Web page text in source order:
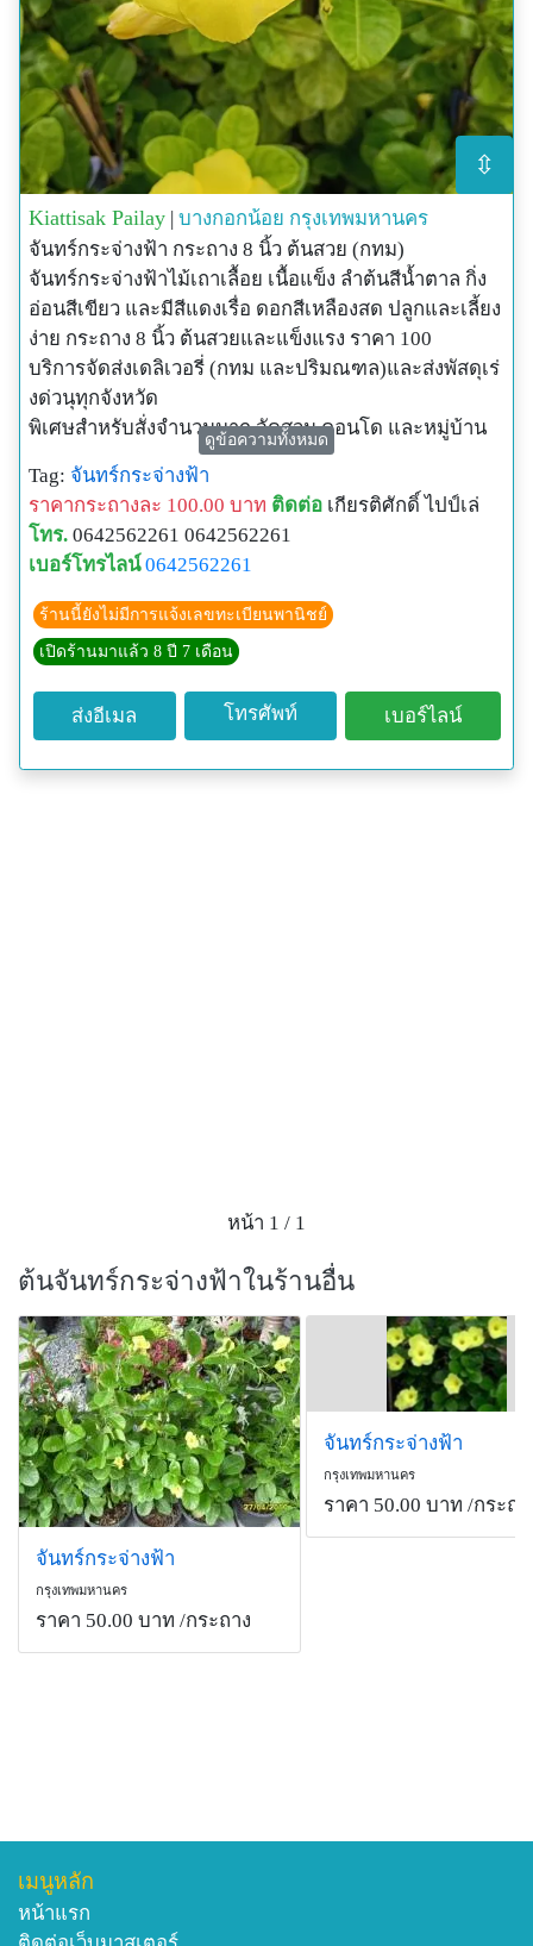
⇳
Kiattisak Pailay | บางกอกน้อย กรุงเทพมหานคร
จันทร์กระจ่างฟ้า กระถาง 8 นิ้ว ต้นสวย (กทม)
จันทร์กระจ่างฟ้าไม้เถาเลื้อย เนื้อแข็ง ลำต้นสีน้ำตาล กิ่ง
อ่อนสีเขียว และมีสีแดงเรื่อ ดอกสีเหลืองสด ปลูกและเลี้ยง
ง่าย กระถาง 8 นิ้ว ต้นสวยและแข็งแรง ราคา 100
บริการจัดส่งเดลิเวอรี่ (กทม และปริมณฑล)และส่งพัสดุเร่
งด่วนุทุกจังหวัด
พิเศษสำหรับสั่งจำนวนมาก จัดสวน คอนโด และหมู่บ้าน
ไอดีไลน์ 0642562261
ดูข้อความทั้งหมด
Tag: จันทร์กระจ่างฟ้า
ราคากระถางละ 100.00 บาท ติดต่อ เกียรติศักดิ์ ไปป์เล่
โทร. 0642562261 0642562261
เบอร์โทรไลน์ 0642562261
ร้านนี้ยังไม่มีการแจ้งเลขทะเบียนพานิชย์
เปิดร้านมาแล้ว 8 ปี 7 เดือน
ส่งอีเมล โทรศัพท์ เบอร์ไลน์
หน้า 1 / 1
ต้นจันทร์กระจ่างฟ้าในร้านอื่น
จันทร์กระจ่างฟ้า
กรุงเทพมหานคร
ราคา 50.00 บาท /กระถาง
จันทร์กระจ่างฟ้า
กรุงเทพมหานคร
ราคา 50.00 บาท /กระถา
เมนูหลัก
หน้าแรก